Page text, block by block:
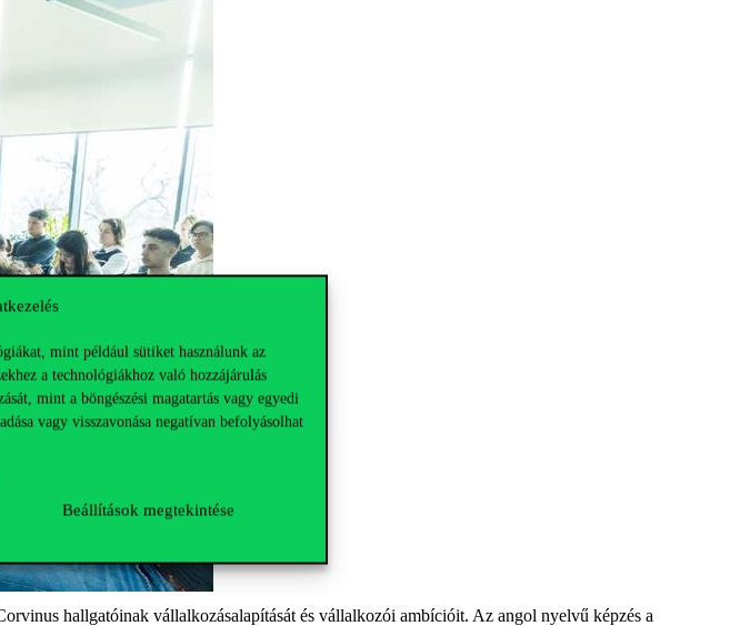
mint például sütiket használunk az
a technológiákhoz való hozzájárulás
mint a böngészési magatartás vagy egyedi
vagy visszavonása negatívan befolyásolhat
Beállítások megtekintése
hallgatóinak vállalkozásalapítását és vállalkozói ambícióit. Az angol nyelvű képzés a